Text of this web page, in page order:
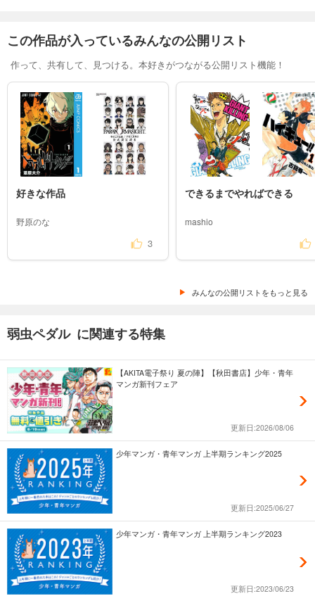
弱虫ペダル 102
9/8入荷
購入予約
あらすじを表示する
この作品が入っているみんなの公開リスト
作って、共有して、見つける。本好きがつながる公開リスト機能！
好きな作品
野原のな
3
できるまでやればできる
mashio
みんなの公開リストをもっと見る
弱虫ペダル に関連する特集
【AKITA電子祭り 夏の陣】【秋田書店】少年・青年
マンガ新刊フェア
更新日:2026/08/06
少年マンガ・青年マンガ 上半期ランキング2025
更新日:2025/06/27
少年マンガ・青年マンガ 上半期ランキング2023
更新日:2023/06/23